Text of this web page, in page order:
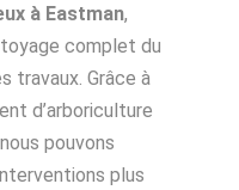
à Eastman,
complet du
travaux. Grâce à
d’arboriculture
pouvons
plus